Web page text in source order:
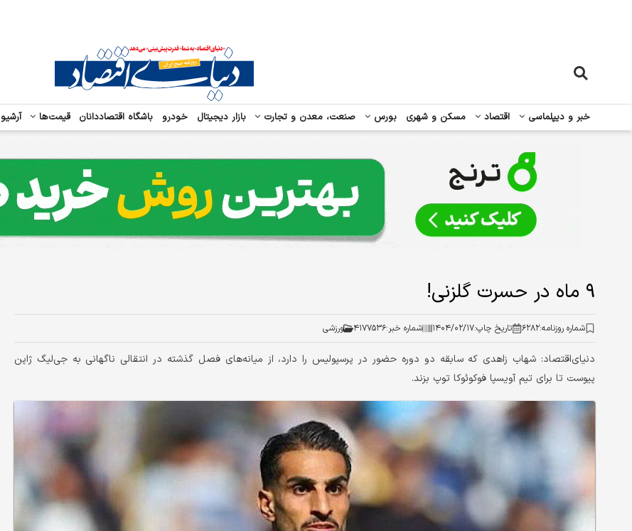
خبر و دیپلماسی اقتصاد مسکن و شهری بورس صنعت، معدن و تجارت بازار دیجیتال خودرو باشگاه اقتصاددانان قیمت‌ها آرشیو
۹ ماه در حسرت گلزنی!
شماره روزنامه:۶۲۸۲ تاریخ چاپ:۱۴۰۴/۰۲/۱۷ شماره خبر:۴۱۷۷۵۳۶ ورزشی
دنیای‌اقتصاد: شهاب زاهدی که سابقه دو دوره حضور در پرسپولیس را دارد، از میانه‌های فصل گذشته در انتقالی ناگهانی به جی‌لیگ ژاپن
پیوست تا برای تیم آویسپا فوکوئوکا توپ بزند.